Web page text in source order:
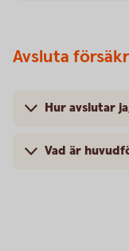
Avsluta
Hur avslutar
Vad är